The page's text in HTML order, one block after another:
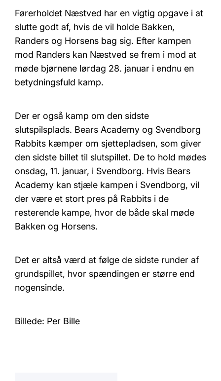
Førerholdet Næstved har en vigtig opgave i at
slutte godt af, hvis de vil holde Bakken,
Randers og Horsens bag sig. Efter kampen
mod Randers kan Næstved se frem i mod at
møde bjørnene lørdag 28. januar i endnu en
betydningsfuld kamp.
Der er også kamp om den sidste
slutspilsplads. Bears Academy og Svendborg
Rabbits kæmper om sjettepladsen, som giver
den sidste billet til slutspillet. De to hold mødes
onsdag, 11. januar, i Svendborg. Hvis Bears
Academy kan stjæle kampen i Svendborg, vil
der være et stort pres på Rabbits i de
resterende kampe, hvor de både skal møde
Bakken og Horsens.
Det er altså værd at følge de sidste runder af
grundspillet, hvor spændingen er større end
nogensinde.
Billede: Per Bille